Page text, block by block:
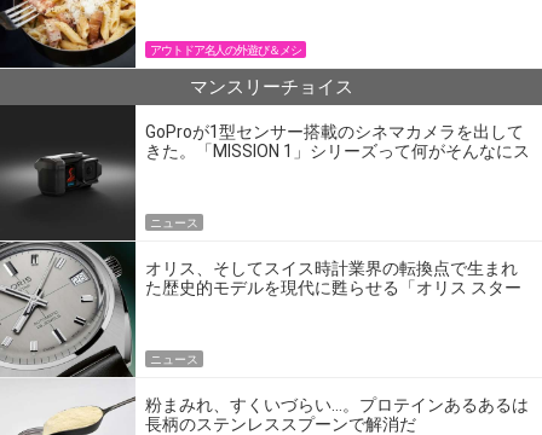
アウトドア名人の外遊び＆メシ
マンスリーチョイス
GoProが1型センサー搭載のシネマカメラを出して
きた。「MISSION 1」シリーズって何がそんなにス
ニュース
オリス、そしてスイス時計業界の転換点で生まれ
た歴史的モデルを現代に甦らせる「オリス スター
ニュース
粉まみれ、すくいづらい…。プロテインあるあるは
長柄のステンレススプーンで解消だ